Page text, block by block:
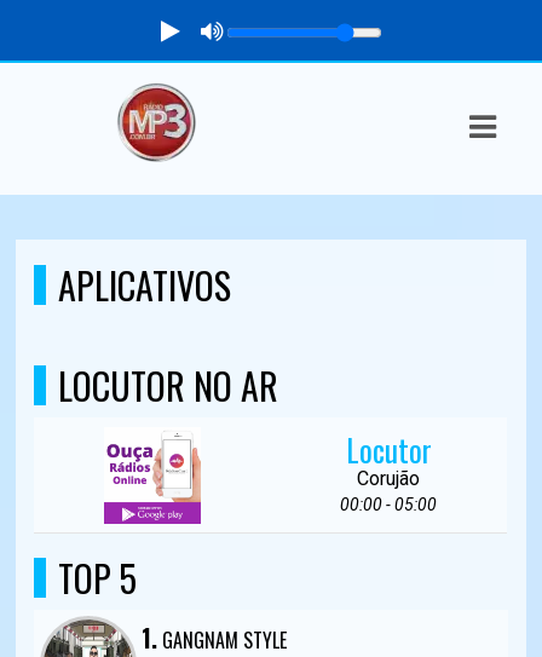
APLICATIVOS
LOCUTOR NO AR
Locutor
Corujão
00:00 - 05:00
TOP 5
1. GANGNAM STYLE